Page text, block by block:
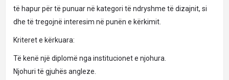
të hapur për të punuar në kategori të ndryshme të dizajnit, si
dhe të tregojnë interesim në punën e kërkimit.
Kriteret e kërkuara:
Të kenë një diplomë nga institucionet e njohura.
Njohuri të gjuhës angleze.